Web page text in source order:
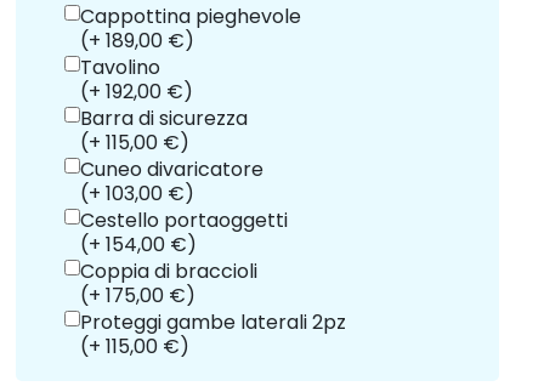
Cappottina pieghevole
(+ 189,00 €)
Tavolino
(+ 192,00 €)
Barra di sicurezza
(+ 115,00 €)
Cuneo divaricatore
(+ 103,00 €)
Cestello portaoggetti
(+ 154,00 €)
Coppia di braccioli
(+ 175,00 €)
Proteggi gambe laterali 2pz
(+ 115,00 €)